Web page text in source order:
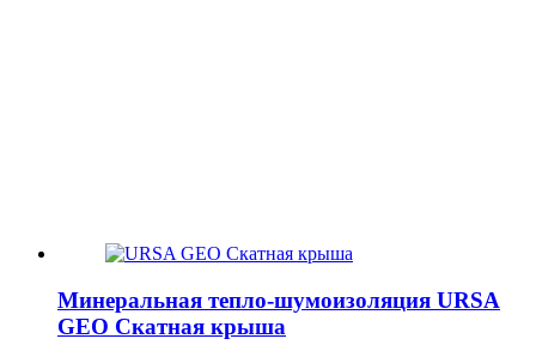
Минеральная тепло-шумоизоляция URSA
GEO Скатная крыша